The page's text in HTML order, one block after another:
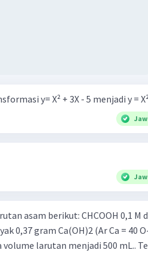
y= X² + 3X - 5 menjadi y =
0,1 M dengan Ka = 1 *
larutan menjadi 500 mL..